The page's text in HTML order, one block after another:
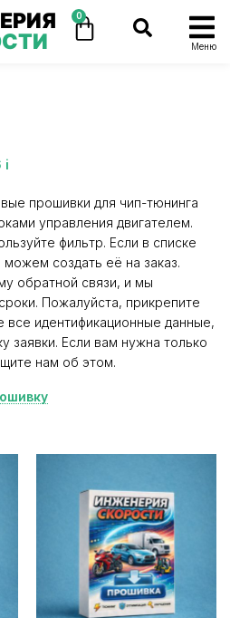
0
Меню
i
прошивки для чип-тюнинга
управления двигателем.
фильтр. Если в списке
создать её на заказ.
обратной связи, и мы
Пожалуйста, прикрепите
все идентификационные данные,
заявки. Если вам нужна только
нам об этом.